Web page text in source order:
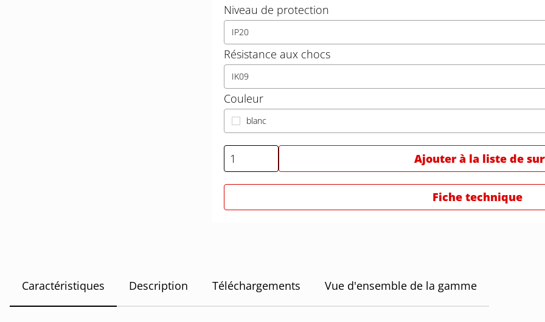
Niveau de protection
IP20
Résistance aux chocs
IK09
Couleur
blanc
Ajouter à la liste de
Fiche technique
Caractéristiques Description Téléchargements Vue d'ensemble de la gamme